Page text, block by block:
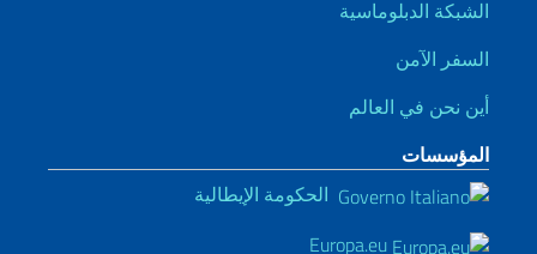
الشبكة الدبلوماسية
السفر الآمن
أين نحن في العالم
المؤسسات
الحكومة الإيطالية